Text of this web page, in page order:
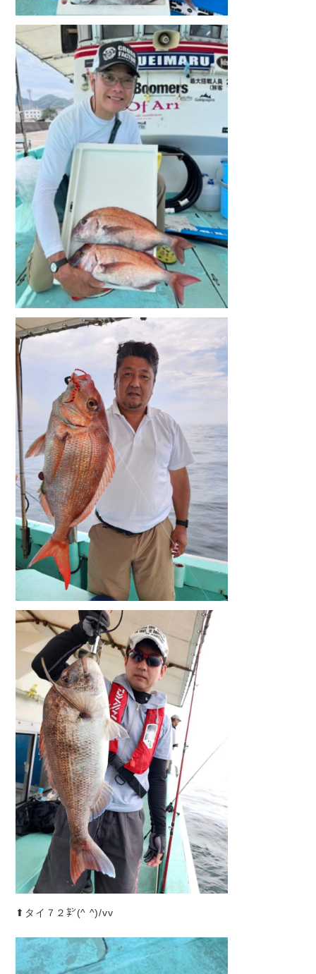
⬆︎タイ７２㌢(^ ^)/vv